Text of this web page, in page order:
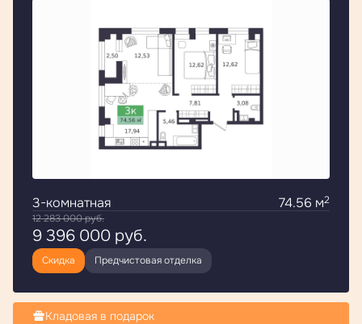
3-комнатная 74.56 м2
12 283 000руб.
9 396 000 руб.
Скидка Предчистовая отделка
Кладовая в подарок